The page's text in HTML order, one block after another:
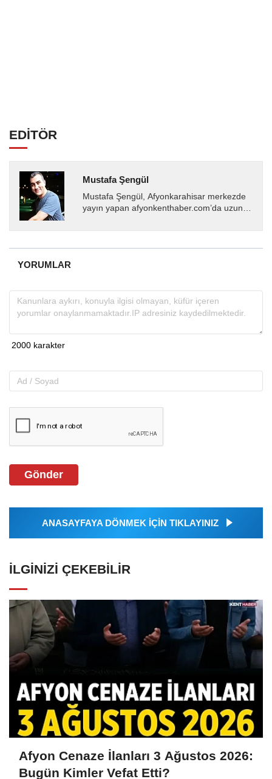
EDİTÖR
Mustafa Şengül
Mustafa Şengül, Afyonkarahisar merkezde
yayın yapan afyonkenthaber.com’da uzun
almakta, haber akışı...
YORUMLAR
Gönder
ANASAYFAYA DÖNMEK İÇİN TIKLAYINIZ
İLGINIZI ÇEKEBILIR
Afyon Cenaze İlanları 3 Ağustos 2026:
Bugün Kimler Vefat Etti?